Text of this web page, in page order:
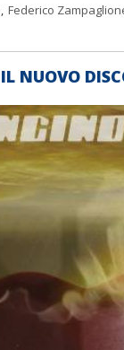
, Federico
NUOVO